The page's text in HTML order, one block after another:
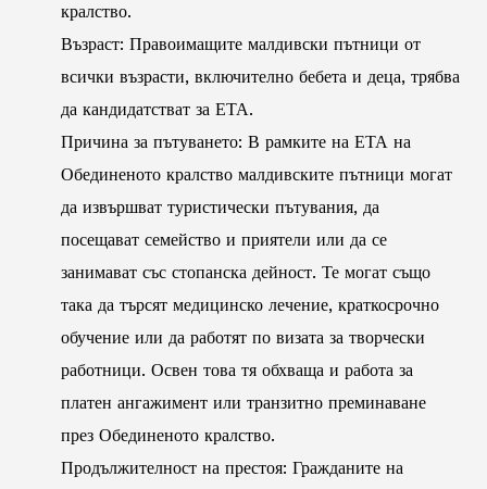
кралство.
Възраст: Правоимащите малдивски пътници от
всички възрасти, включително бебета и деца, трябва
да кандидатстват за ЕТА.
Причина за пътуването: В рамките на ЕТА на
Обединеното кралство малдивските пътници могат
да извършват туристически пътувания, да
посещават семейство и приятели или да се
занимават със стопанска дейност. Те могат също
така да търсят медицинско лечение, краткосрочно
обучение или да работят по визата за творчески
работници. Освен това тя обхваща и работа за
платен ангажимент или транзитно преминаване
през Обединеното кралство.
Продължителност на престоя: Гражданите на